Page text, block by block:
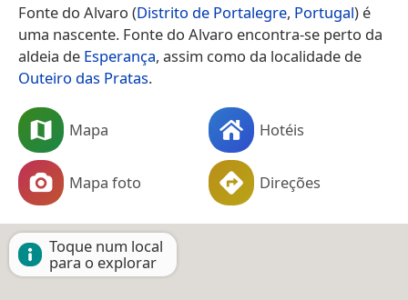
Fonte do Alvaro (Distrito de Portalegre, Portugal) é
uma nascente. Fonte do Alvaro encontra-se perto da
aldeia de Esperança, assim como da localidade de
Outeiro das Pratas.
Mapa Hotéis
Mapa foto Direções
Toque num local
para o explorar